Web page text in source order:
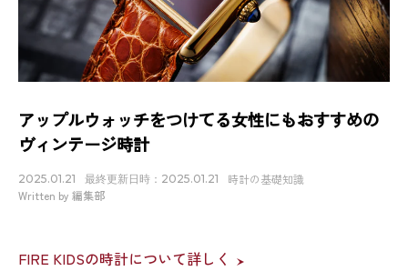
採用情報
アップルウォッチをつけてる女性にもおすすめの
ヴィンテージ時計
2025.01.21 最終更新日時：2025.01.21
時計の基礎知識
Written by 編集部
FIRE KIDSの時計について詳しく